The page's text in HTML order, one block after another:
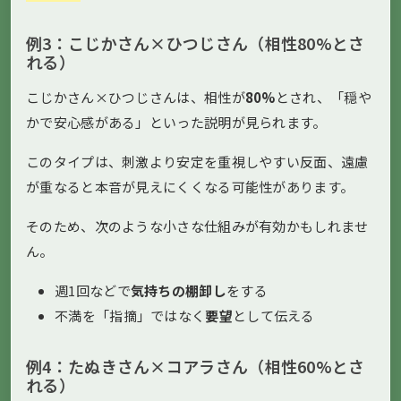
例3：こじかさん×ひつじさん（相性80%とさ
れる）
こじかさん×ひつじさんは、相性が80%とされ、「穏や
かで安心感がある」といった説明が見られます。
このタイプは、刺激より安定を重視しやすい反面、遠慮
が重なると本音が見えにくくなる可能性があります。
そのため、次のような小さな仕組みが有効かもしれませ
ん。
週1回などで気持ちの棚卸しをする
不満を「指摘」ではなく 要望として伝える
例4：たぬきさん×コアラさん（相性60%とさ
れる）